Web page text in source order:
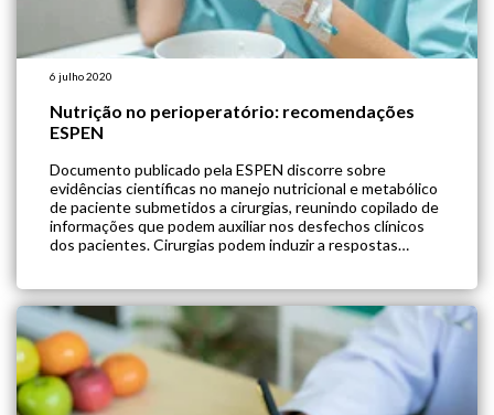
6 julho 2020
Nutrição no perioperatório: recomendações
ESPEN
Documento publicado pela ESPEN discorre sobre
evidências científicas no manejo nutricional e metabólico
de paciente submetidos a cirurgias, reunindo copilado de
informações que podem auxiliar nos desfechos clínicos
dos pacientes. Cirurgias podem induzir a respostas
prejudicial ao paciente, especialmente se o […]